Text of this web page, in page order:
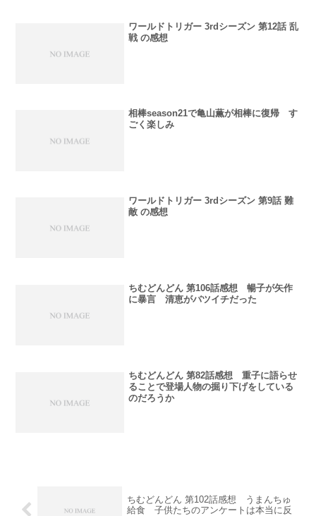
ワールドトリガー 3rdシーズン 第12話 乱
戦 の感想
相棒season21で亀山薫が相棒に復帰 す
ごく楽しみ
ワールドトリガー 3rdシーズン 第9話 難
敵 の感想
ちむどんどん 第106話感想 暢子が矢作
に暴言 清恵がバツイチだった
ちむどんどん 第82話感想 重子に語らせ
ることで登場人物の掘り下げをしている
のだろうか
ちむどんどん 第102話感想 うまんちゅ
給食 子供たちのアンケートは本当に反